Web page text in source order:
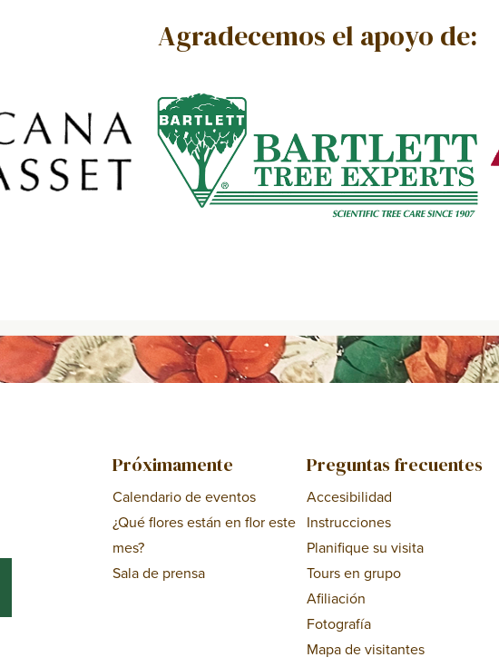
Agradecemos el apoyo de:
Próximamente
Calendario de eventos
¿Qué flores están en flor este
mes?
Sala de prensa
Preguntas frecuentes
Accesibilidad
Instrucciones
Planifique su visita
Tours en grupo
Afiliación
Fotografía
Mapa de visitantes